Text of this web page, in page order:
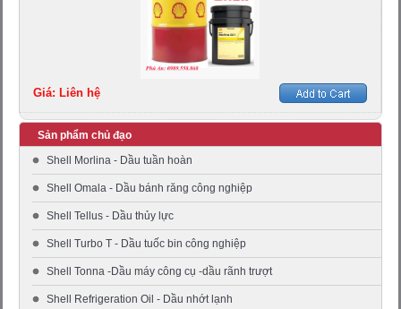
Giá: Liên hệ
Sản phẩm chủ đạo
Shell Morlina - Dầu tuần hoàn
Shell Omala - Dầu bánh răng công nghiệp
Shell Tellus - Dầu thủy lực
Shell Turbo T - Dầu tuốc bin công nghiệp
Shell Tonna -Dầu máy công cụ -dầu rãnh trượt
Shell Refrigeration Oil - Dầu nhớt lạnh